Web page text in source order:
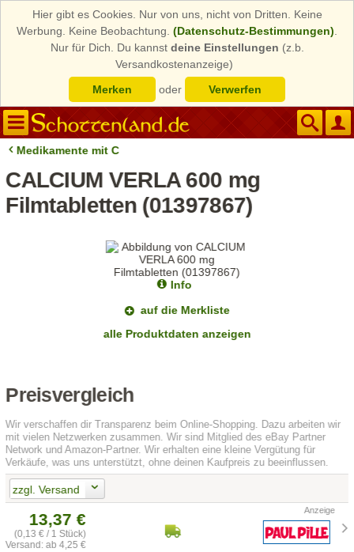
Hier gibt es Cookies. Nur von uns, nicht von Dritten. Keine
Werbung. Keine Beobachtung. (Datenschutz-Bestimmungen)
Nur für Dich. Du kannst deine Einstellungen (z.b.
Versandkostenanzeige)
Merken
oder Verwerfen
Medikamente mit C
CALCIUM VERLA 600 mg
Filmtabletten (01397867)
Info
auf die Merkliste
alle Produktdaten anzeigen
Preisvergleich
Wir verschaffen dir Transparenz beim Online-Shopping. Dazu arbeiten wir
mit vielen Netzwerken zusammen. Wir sind Mitglied des eBay Partner
Network und Amazon-Partner. Wir erhalten eine kleine Vergütung für
Verkäufe, was uns unterstützt, ohne deinen Kaufpreis zu beeinflussen.
zzgl. Versand
13,37 €
(0,13 € / 1 Stück)
Versand: ab 4,25 €